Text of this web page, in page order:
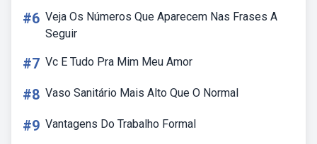
#6 Veja Os Números Que Aparecem Nas Frases A
Seguir
#7 Vc E Tudo Pra Mim Meu Amor
#8 Vaso Sanitário Mais Alto Que O Normal
#9 Vantagens Do Trabalho Formal